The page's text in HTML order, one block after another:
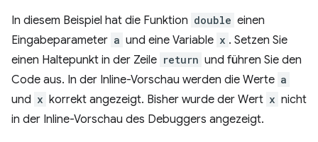
In diesem Beispiel hat die Funktion double einen
Eingabeparameter a und eine Variable x . Setzen Sie
einen Haltepunkt in der Zeile return und führen Sie den
Code aus. In der Inline-Vorschau werden die Werte a
und x korrekt angezeigt. Bisher wurde der Wert x nicht
in der Inline-Vorschau des Debuggers angezeigt.